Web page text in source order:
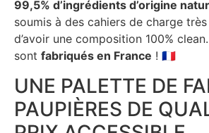
99,5% d’ingrédients d’origine
soumis à des cahiers de charge
d’avoir une composition 100% clean.
sont fabriqués en France ! 🇫🇷
UNE PALETTE DE
PAUPIÈRES DE